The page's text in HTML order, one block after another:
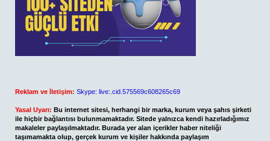
Reklam ve İletişim: Skype: live:.cid.575569c608265c69
Yasal Uyarı: Bu internet sitesi, herhangi bir marka, kurum veya şahıs şirketi
ile hiçbir bağlantısı bulunmamaktadır. Sitede yalnızca kendi hazırladığımız
makaleler paylaşılmaktadır. Burada yer alan içerikler haber niteliği
taşımamakta olup, gerçek kurum ve kişiler hakkında paylaşım